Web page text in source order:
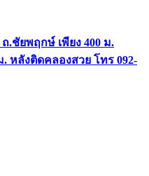
ชัยพฤกษ์ เพียง 400 ม.
หลังติดคลองสวย โทร 092-